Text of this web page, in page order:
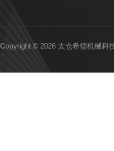
Copyright © 2026 太仓希德机械科